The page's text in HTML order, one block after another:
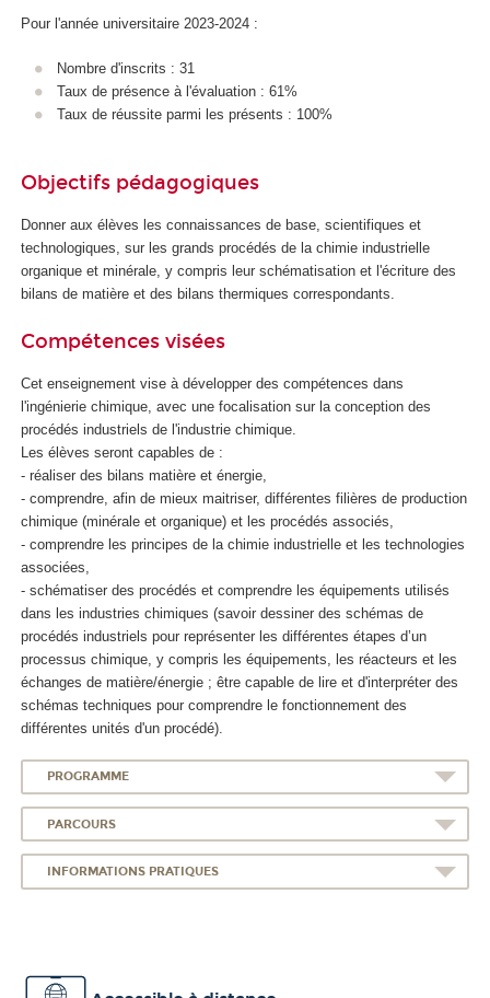
Pour l'année universitaire 2023-2024 :
Nombre d'inscrits : 31
Taux de présence à l'évaluation : 61%
Taux de réussite parmi les présents : 100%
Objectifs pédagogiques
Donner aux élèves les connaissances de base, scientifiques et
technologiques, sur les grands procédés de la chimie industrielle
organique et minérale, y compris leur schématisation et l'écriture des
bilans de matière et des bilans thermiques correspondants.
Compétences visées
Cet enseignement vise à développer des compétences dans
l'ingénierie chimique, avec une focalisation sur la conception des
procédés industriels de l'industrie chimique.
Les élèves seront capables de :
- réaliser des bilans matière et énergie,
- comprendre, afin de mieux maitriser, différentes filières de production
chimique (minérale et organique) et les procédés associés,
- comprendre les principes de la chimie industrielle et les technologies
associées,
- schématiser des procédés et comprendre les équipements utilisés
dans les industries chimiques (savoir dessiner des schémas de
procédés industriels pour représenter les différentes étapes d’un
processus chimique, y compris les équipements, les réacteurs et les
échanges de matière/énergie ; être capable de lire et d'interpréter des
schémas techniques pour comprendre le fonctionnement des
différentes unités d'un procédé).
PROGRAMME
PARCOURS
INFORMATIONS PRATIQUES